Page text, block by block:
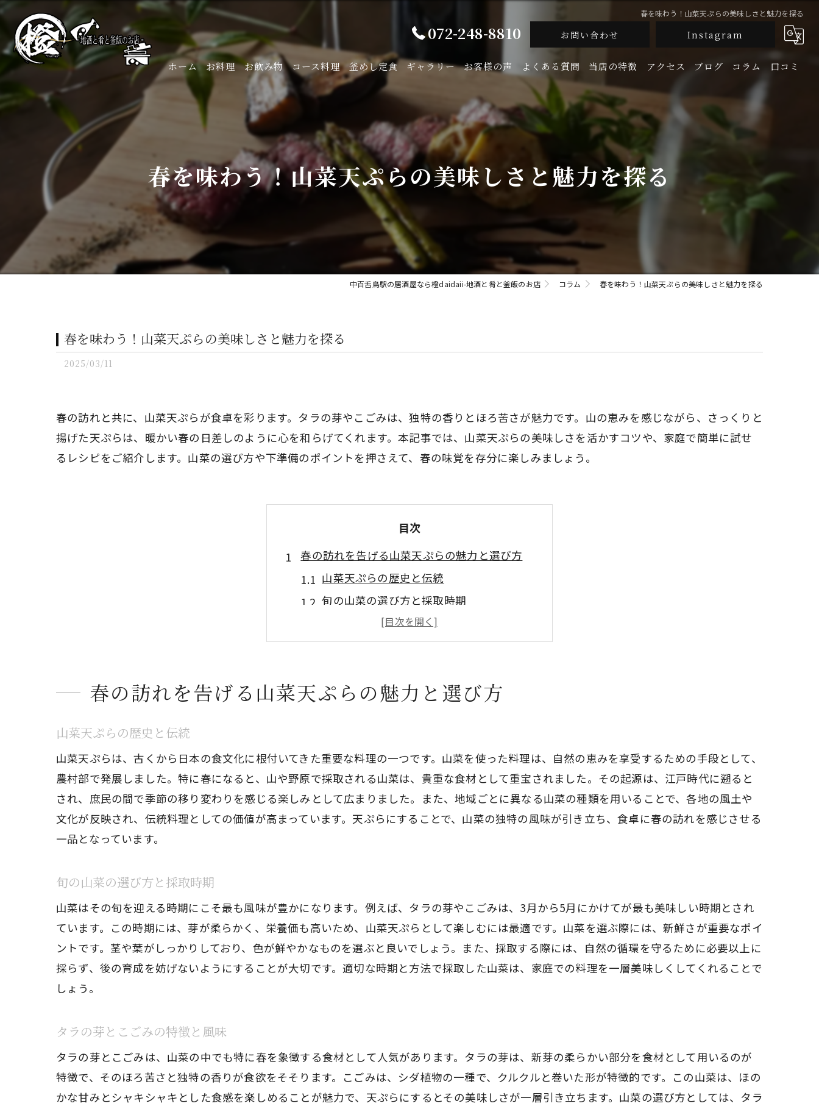
春を味わう！山菜天ぷらの美味しさと魅力を探る
072-248-8810 お問い合わせ Instagram
ホーム お料理 お飲み物 コース料理 釜めし定食 ギャラリー お客様の声 よくある質問 当店の特徴
釜飯
生牡蠣
鮮魚
地酒
アクセス ブログ コラム 口コミ
春を味わう！山菜天ぷらの美味しさと魅力を探る
中百舌鳥駅の居酒屋なら橙daidaii-地酒と肴と釜飯のお店 コラム 春を味わう！山菜天ぷらの美味しさと魅力を探る
春を味わう！山菜天ぷらの美味しさと魅力を探る
2025/03/11
春の訪れと共に、山菜天ぷらが食卓を彩ります。タラの芽やこごみは、独特の香りとほろ苦さが魅力です。山の恵みを感じながら、さっくりと
揚げた天ぷらは、暖かい春の日差しのように心を和らげてくれます。本記事では、山菜天ぷらの美味しさを活かすコツや、家庭で簡単に試せ
るレシピをご紹介します。山菜の選び方や下準備のポイントを押さえて、春の味覚を存分に楽しみましょう。
目次
春の訪れを告げる山菜天ぷらの魅力と選び方
山菜天ぷらの歴史と伝統
旬の山菜の選び方と採取時期
タラの芽とこごみの特徴と風味
山菜の持つ栄養価と健康効果
山菜天ぷらと相性抜群の付け合わせ
風味を引き立てる下味の付け方
山菜天ぷらに合うソースと調味料
家庭で簡単にできる基本のレシピ
プロが教える揚げ方の秘訣
揚げ油の選び方と温度管理
失敗しない山菜天ぷらのコツ
揚げたてを楽しむための工夫
代表的な山菜の種類とその味わい
地域ごとの山菜の特色
山菜の栽培と自然採取の違い
春の訪れを告げる山菜天ぷらの魅力と選び方
山菜天ぷらの歴史と伝統
山菜天ぷらは、古くから日本の食文化に根付いてきた重要な料理の一つです。山菜を使った料理は、自然の恵みを享受するための手段として、
農村部で発展しました。特に春になると、山や野原で採取される山菜は、貴重な食材として重宝されました。その起源は、江戸時代に遡ると
され、庶民の間で季節の移り変わりを感じる楽しみとして広まりました。また、地域ごとに異なる山菜の種類を用いることで、各地の風土や
文化が反映され、伝統料理としての価値が高まっています。天ぷらにすることで、山菜の独特の風味が引き立ち、食卓に春の訪れを感じさせる
一品となっています。
旬の山菜の選び方と採取時期
山菜はその旬を迎える時期にこそ最も風味が豊かになります。例えば、タラの芽やこごみは、3月から5月にかけてが最も美味しい時期とされ
ています。この時期には、芽が柔らかく、栄養価も高いため、山菜天ぷらとして楽しむには最適です。山菜を選ぶ際には、新鮮さが重要なポイ
ントです。茎や葉がしっかりしており、色が鮮やかなものを選ぶと良いでしょう。また、採取する際には、自然の循環を守るために必要以上に
採らず、後の育成を妨げないようにすることが大切です。適切な時期と方法で採取した山菜は、家庭での料理を一層美味しくしてくれることで
しょう。
タラの芽とこごみの特徴と風味
タラの芽とこごみは、山菜の中でも特に春を象徴する食材として人気があります。タラの芽は、新芽の柔らかい部分を食材として用いるのが
特徴で、そのほろ苦さと独特の香りが食欲をそそります。こごみは、シダ植物の一種で、クルクルと巻いた形が特徴的です。この山菜は、ほの
かな甘みとシャキシャキとした食感を楽しめることが魅力で、天ぷらにするとその美味しさが一層引き立ちます。山菜の選び方としては、タラ